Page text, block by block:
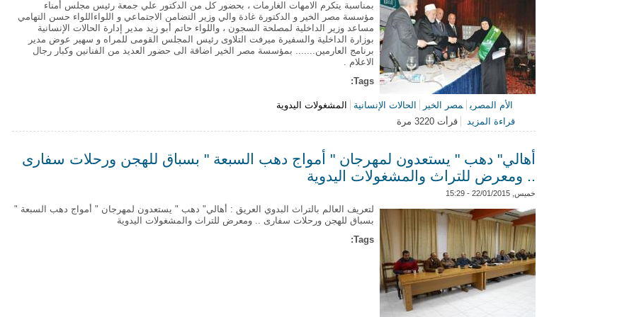
بمناسبة يتكرم الامهات الغارمات ، بحضور كل من الدكتور علي جمعة رئيس مجلس أمناء
مؤسسة مصر الخير و الدكتورة غادة والي وزير التضامن الاجتماعي و اللواءاللواء حسن التهامي
مساعد وزير الداخلية لمصلحة السجون ، واللواء حاتم أبو زيد مدير إدارة الحالات الإنسانية
بوزارة الداخلية والسفيرة ميرفت التلاوى رئيس المجلس القومى للمراه و سهير عوض مدير
برنامج العارمين....... بمؤسسة مصر الخير اضافة الى حضور العديد من الفنانين وكبار رجال
الاعلام .
Tags:
الأم المصري مصر الخير الحالات الإنسانية
المشغولات اليدوية
قراءة المزيدحول الاحتفالية الكبري لإطلاق برنامج "الأم المصرية ٢٠١٥
قرأت 3220 مرة
أهالي" دهب " يستعدون لمهرجان " أمواج دهب السبعة " بسباق للهجن ورحلات سفارى
.. ومعرض للتراث والمشغولات اليدوية
خميس, 22/01/2015 - 15:29
لتعريف العالم بالتراث البدوي العريق : أهالي" دهب " يستعدون لمهرجان " أمواج دهب السبعة "
بسباق للهجن ورحلات سفارى .. ومعرض للتراث والمشغولات اليدوية
Tags: